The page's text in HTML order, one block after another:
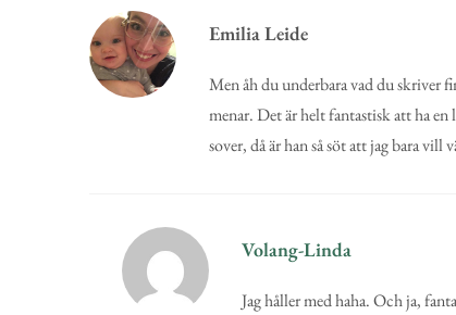
Emilia Leide
Men åh du underbara vad du skriver
menar. Det är helt fantastisk att ha
sover, då är han så söt att jag bara vill
Volang-Linda
Jag håller med haha. Och ja,